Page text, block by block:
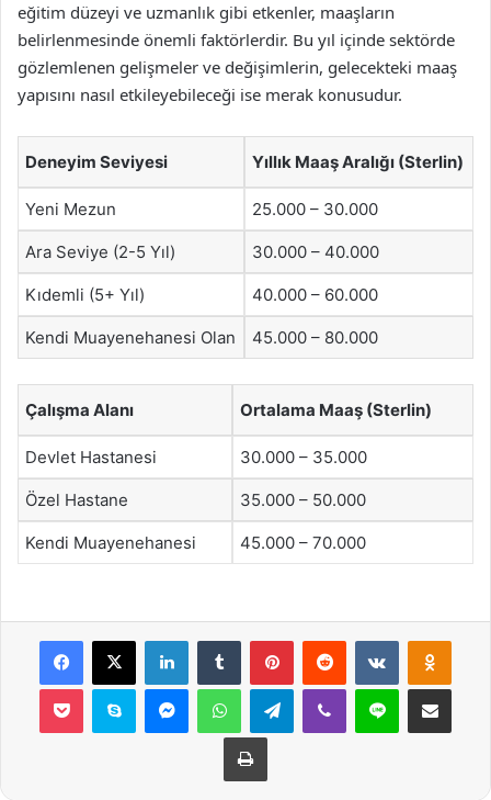
eğitim düzeyi ve uzmanlık gibi etkenler, maaşların
belirlenmesinde önemli faktörlerdir. Bu yıl içinde sektörde
gözlemlenen gelişmeler ve değişimlerin, gelecekteki maaş
yapısını nasıl etkileyebileceği ise merak konusudur.
Deneyim Seviyesi Yıllık Maaş Aralığı (Sterlin)
Yeni Mezun 25.000 – 30.000
Ara Seviye (2-5 Yıl) 30.000 – 40.000
Kıdemli (5+ Yıl) 40.000 – 60.000
Kendi Muayenehanesi Olan 45.000 – 80.000
Çalışma Alanı Ortalama Maaş (Sterlin)
Devlet Hastanesi 30.000 – 35.000
Özel Hastane 35.000 – 50.000
Kendi Muayenehanesi 45.000 – 70.000
Facebook
X LinkedInTumblr PinterestReddit VKontakte
Pocket Skype MessengerWhatsAppTelegramViber Line E-Posta ile
Yazdır